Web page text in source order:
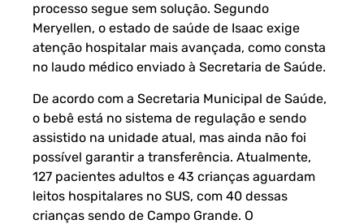
processo segue sem solução. Segundo
Meryellen, o estado de saúde de Isaac exige
atenção hospitalar mais avançada, como consta
no laudo médico enviado à Secretaria de Saúde.
De acordo com a Secretaria Municipal de Saúde,
o bebê está no sistema de regulação e sendo
assistido na unidade atual, mas ainda não foi
possível garantir a transferência. Atualmente,
127 pacientes adultos e 43 crianças aguardam
leitos hospitalares no SUS, com 40 dessas
crianças sendo de Campo Grande. O